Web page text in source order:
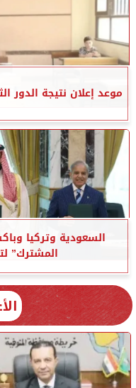
موعد إعلان نتيجة الدور
السعودية وتركيا
المشترك”